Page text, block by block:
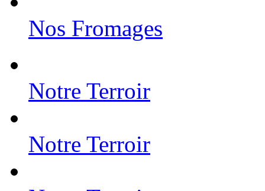
Nos Fromages
Notre Terroir
Notre Terroir